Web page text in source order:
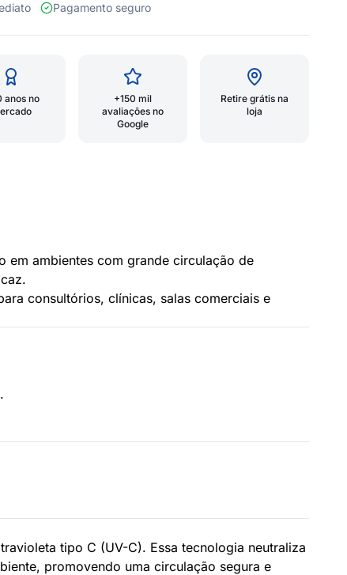
Pagamento seguro
anos no
+150 mil
avaliações no
Google
Retire grátis na
loja
em ambientes com grande circulação de
consultórios, clínicas, salas comerciais e
tipo C (UV-C). Essa tecnologia neutraliza
promovendo uma circulação segura e